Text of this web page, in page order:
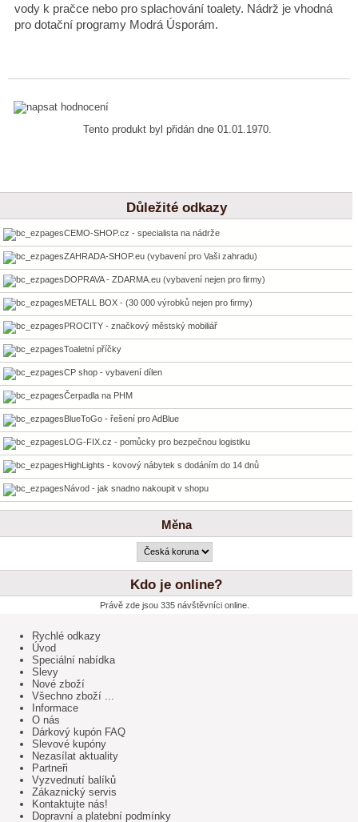
vody k pračce nebo pro splachování toalety. Nádrž je vhodná
pro dotační programy Modrá Úsporám.
Tento produkt byl přidán dne 01.01.1970.
Důležité odkazy
CEMO-SHOP.cz - specialista na nádrže
ZAHRADA-SHOP.eu (vybavení pro Vaši zahradu)
DOPRAVA - ZDARMA.eu (vybavení nejen pro firmy)
METALL BOX - (30 000 výrobků nejen pro firmy)
PROCITY - značkový městský mobiliář
Toaletní příčky
CP shop - vybavení dílen
Čerpadla na PHM
BlueToGo - řešení pro AdBlue
LOG-FIX.cz - pomůcky pro bezpečnou logistiku
HighLights - kovový nábytek s dodáním do 14 dnů
Návod - jak snadno nakoupit v shopu
Měna
Kdo je online?
Právě zde jsou 335 návštěvníci online.
Rychlé odkazy
Úvod
Speciální nabídka
Slevy
Nové zboží
Všechno zboží ...
Informace
O nás
Dárkový kupón FAQ
Slevové kupóny
Nezasílat aktuality
Partneři
Vyzvednutí balíků
Zákaznický servis
Kontaktujte nás!
Dopravní a platební podmínky